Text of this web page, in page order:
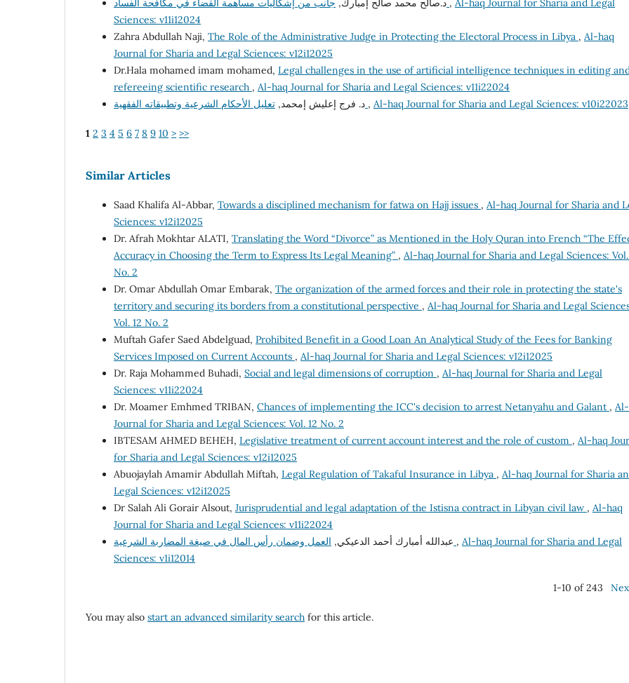
د.صالح محمد صالح إمبارك, , Al-haq Journal for Sharia and Legal
Sciences: v11i12024
Zahra Abdullah Naji, The Role of the Administrative Judge in Protecting the Electoral Process in Libya , Al-haq
Journal for Sharia and Legal Sciences: v12i12025
Dr.Hala mohamed imam mohamed, Legal challenges in the use of artificial intelligence techniques in editing
refereeing scientific research , Al-haq Journal for Sharia and Legal Sciences: v11i22024
د. فرج إعليش إمحمد, , Al-haq Journal for Sharia and Legal Sciences: v10i22023
1 2 3 4 5 6 7 8 9 10 > >>
Similar Articles
Saad Khalifa Al-Abbar, Towards a disciplined mechanism for fatwa on Hajj issues , Al-haq Journal for Sharia and
Sciences: v12i12025
Dr. Afrah Mokhtar ALATI, Translating the Word “Divorce” as Mentioned in the Holy Quran into French “The
Accuracy in Choosing the Term to Express Its Legal Meaning” , Al-haq Journal for Sharia and Legal Sciences: Vol.
No. 2
Dr. Omar Abdullah Omar Embarak, The organization of the armed forces and their role in protecting the state's
territory and securing its borders from a constitutional perspective , Al-haq Journal for Sharia and Legal
Vol. 12 No. 2
Muftah Gafer Saed Abdelguad, Prohibited Benefit in a Good Loan An Analytical Study of the Fees for Banking
Services Imposed on Current Accounts , Al-haq Journal for Sharia and Legal Sciences: v12i12025
Dr. Raja Mohammed Buhadi, Social and legal dimensions of corruption , Al-haq Journal for Sharia and Legal
Sciences: v11i22024
Dr. Moamer Emhmed TRIBAN, Chances of implementing the ICC's decision to arrest Netanyahu and Galant ,
Journal for Sharia and Legal Sciences: Vol. 12 No. 2
IBTESAM AHMED BEHEH, Legislative treatment of current account interest and the role of custom , Al-haq
for Sharia and Legal Sciences: v12i12025
Abuojaylah Amamir Abdullah Miftah, Legal Regulation of Takaful Insurance in Libya , Al-haq Journal for Sharia
Legal Sciences: v12i12025
Dr Salah Ali Gorair Alsout, Jurisprudential and legal adaptation of the Istisna contract in Libyan civil law , Al-haq
Journal for Sharia and Legal Sciences: v11i22024
عبدالله أمبارك أحمد الدعيكي, , Al-haq Journal for Sharia and Legal
Sciences: v1i12014
1-10 of 243
You may also start an advanced similarity search for this article.